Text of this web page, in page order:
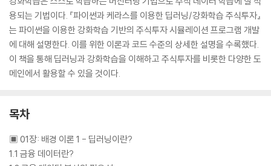
용되는 기법이다. 『파이썬과 케라스를 이용한 딥러닝/강화학습 주식투자』
는 파이썬을 이용한 강화학습 기반의 주식투자 시뮬레이션 프로그램 개발
에 대해 설명한다. 이를 위한 이론과 코드 수준의 상세한 설명을 수록했다.
이 책을 통해 딥러닝과 강화학습을 이해하고 주식투자를 비롯한 다양한 도
메인에서 활용할 수 있을 것이다.
목차
▣ 01장: 배경 이론 1 - 딥러닝이란?
1.1 금융 데이터란?